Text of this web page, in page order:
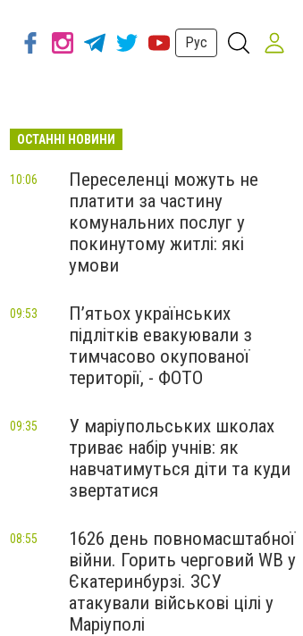
Рус
ОСТАННІ НОВИНИ
Переселенці можуть не
платити за частину
комунальних послуг у
покинутому житлі: які
умови
10:06
П’ятьох українських
підлітків евакуювали з
тимчасово окупованої
території, - ФОТО
09:53
У маріупольських школах
триває набір учнів: як
навчатимуться діти та куди
звертатися
09:35
1626 день повномасштабної
війни. Горить черговий WB у
Єкатеринбурзі. ЗСУ
атакували військові цілі у
Маріуполі
08:55